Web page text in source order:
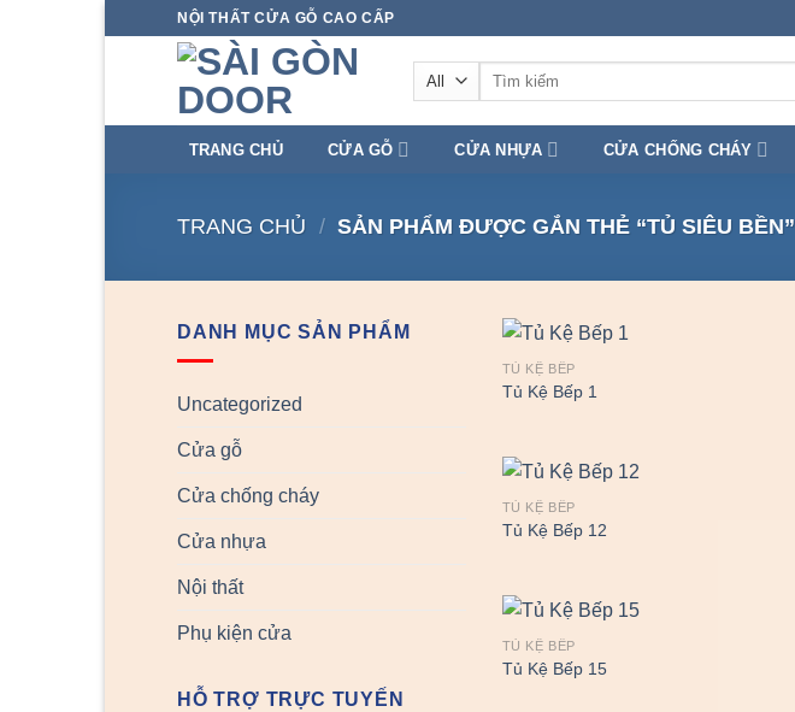
NỘI THẤT CỬA GỖ CAO CẤP
Tìm
TRANG CHỦ CỬA GỖ CỬA NHỰA CỬA CHỐNG CHÁY
TRANG CHỦ / SẢN PHẨM ĐƯỢC GẮN THẺ “TỦ SIÊU BỀN”
DANH MỤC SẢN PHẨM
Uncategorized
Cửa gỗ
Cửa chống cháy
Cửa nhựa
Nội thất
Phụ kiện cửa
HỖ TRỢ TRỰC TUYẾN
TỦ KỆ BẾP
Tủ Kệ Bếp 1
TỦ KỆ BẾP
Tủ Kệ Bếp 12
TỦ KỆ BẾP
Tủ Kệ Bếp 15